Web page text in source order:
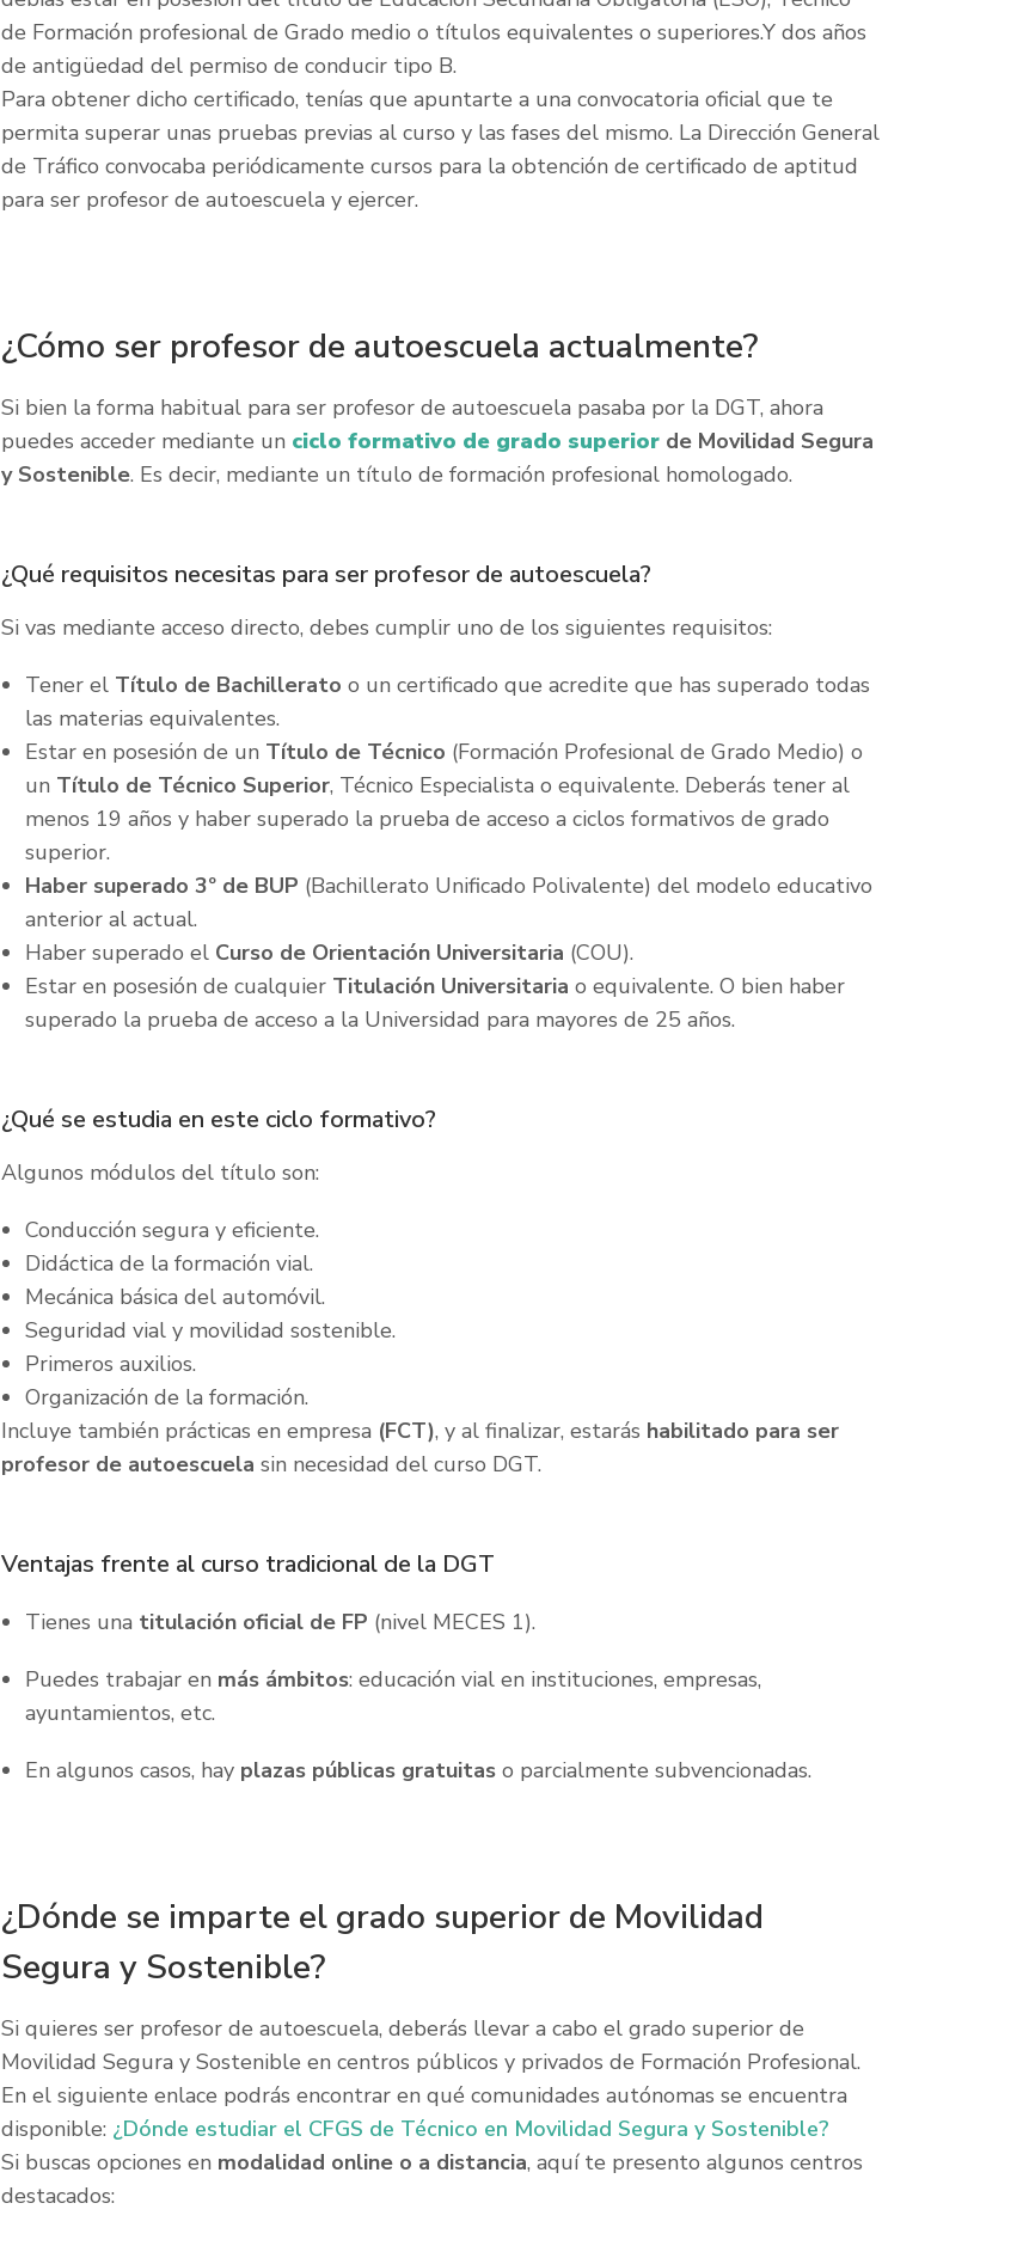
de Formación profesional de Grado medio o títulos equivalentes o superiores.Y dos años
de antigüedad del permiso de conducir tipo B.
Para obtener dicho certificado, tenías que apuntarte a una convocatoria oficial que te
permita superar unas pruebas previas al curso y las fases del mismo. La Dirección General
de Tráfico convocaba periódicamente cursos para la obtención de certificado de aptitud
para ser profesor de autoescuela y ejercer.
¿Cómo ser profesor de autoescuela actualmente?
Si bien la forma habitual para ser profesor de autoescuela pasaba por la DGT, ahora
puedes acceder mediante un ciclo formativo de grado superiorde Movilidad Segura
y Sostenible. Es decir, mediante un título de formación profesional homologado.
¿Qué requisitos necesitas para ser profesor de autoescuela?
Si vas mediante acceso directo, debes cumplir uno de los siguientes requisitos:
Tener el Título de Bachillerato o un certificado que acredite que has superado todas
las materias equivalentes.
Estar en posesión de un Título de Técnico (Formación Profesional de Grado Medio) o
un Título de Técnico Superior, Técnico Especialista o equivalente. Deberás tener al
menos 19 años y haber superado la prueba de acceso a ciclos formativos de grado
superior.
Haber superado 3º de BUP (Bachillerato Unificado Polivalente) del modelo educativo
anterior al actual.
Haber superado el Curso de Orientación Universitaria (COU).
Estar en posesión de cualquier Titulación Universitaria o equivalente. O bien haber
superado la prueba de acceso a la Universidad para mayores de 25 años.
¿Qué se estudia en este ciclo formativo?
Algunos módulos del título son:
Conducción segura y eficiente.
Didáctica de la formación vial.
Mecánica básica del automóvil.
Seguridad vial y movilidad sostenible.
Primeros auxilios.
Organización de la formación.
Incluye también prácticas en empresa (FCT), y al finalizar, estarás habilitado para ser
profesor de autoescuela sin necesidad del curso DGT.
Ventajas frente al curso tradicional de la DGT
Tienes una titulación oficial de FP (nivel MECES 1).
Puedes trabajar en más ámbitos: educación vial en instituciones, empresas,
ayuntamientos, etc.
En algunos casos, hayplazas públicas gratuitaso parcialmente subvencionadas.
¿Dónde se imparte el grado superior de Movilidad
Segura y Sostenible?
Si quieres ser profesor de autoescuela, deberás llevar a cabo el grado superior de
Movilidad Segura y Sostenible en centros públicos y privados de Formación Profesional.
En el siguiente enlace podrás encontrar en qué comunidades autónomas se encuentra
disponible: ¿Dónde estudiar el CFGS de Técnico en Movilidad Segura y Sostenible?
Si buscas opciones en modalidad online o a distancia, aquí te presento algunos centros
destacados:​